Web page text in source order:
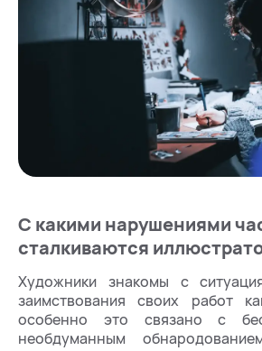
С какими нарушениями
сталкиваются
Художники знакомы с
заимствования своих работ
особенно это связано с
необдуманным